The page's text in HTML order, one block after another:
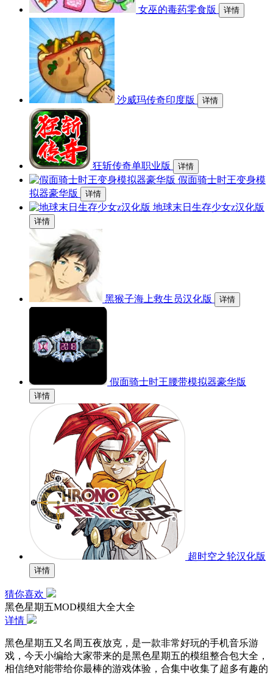
女巫的毒药零食版 详情
沙威玛传奇印度版 详情
狂斩传奇单职业版 详情
假面骑士时王变身模
拟器豪华版
详情
地球末日生存少女z汉化版
详情
黑猴子海上救生员汉化版 详情
假面骑士时王腰带模拟器豪华版
详情
超时空之轮汉化版
详情
猜你喜欢
黑色星期五MOD模组大全大全
详情
黑色星期五又名周五夜放克，是一款非常好玩的手机音乐游
戏，今天小编给大家带来的是黑色星期五的模组整合包大全，
相信绝对能带给你最棒的游戏体验，合集中收集了超多有趣的